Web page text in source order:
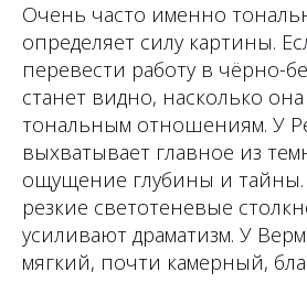
Очень часто именно
определяет силу картины.
перевести работу в чёрно-
станет видно, насколько
тональным отношениям. У
выхватывает главное из
ощущение глубины и тайны.
резкие светотеневые
усиливают драматизм. У
мягкий, почти камерный,